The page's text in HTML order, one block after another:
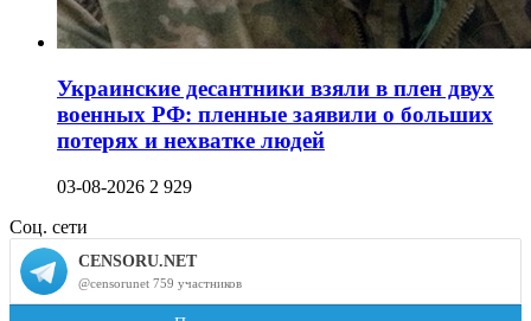
Украинские десантники взяли в плен двух
военных РФ: пленные заявили о больших
потерях и нехватке людей
03-08-2026 2 929
Соц. сети